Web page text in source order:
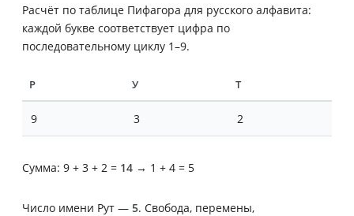
Расчёт по таблице Пифагора для русского алфавита:
каждой букве соответствует цифра по
последовательному циклу 1–9.
Р У Т
9 3 2
Сумма: 9 + 3 + 2 = 14 → 1 + 4 = 5
Число имени Рут — 5. Свобода, перемены,